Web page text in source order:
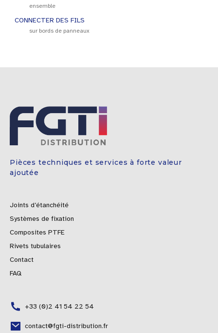
ensemble
CONNECTER DES FILS
sur bords de panneaux
Pièces techniques et services à forte valeur
ajoutée
Joints d’étanchéité
Systèmes de fixation
Composites PTFE
Rivets tubulaires
Contact
FAQ
+33 (0)2 41 54 22 54
contact@fgti-distribution.fr